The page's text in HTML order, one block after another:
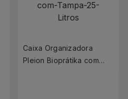
Caixa Organizadora
Pleion Bioprátika com